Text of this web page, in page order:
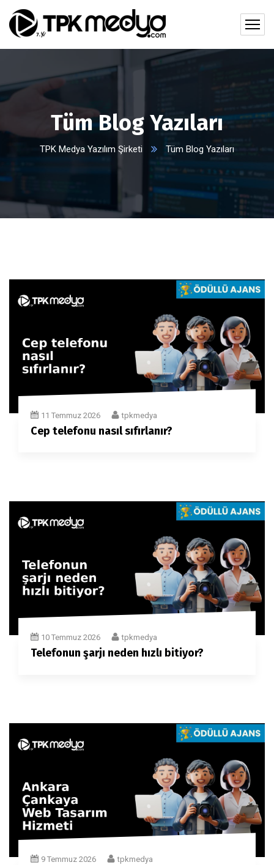
Tüm Blog Yazıları
TPK Medya Yazılım Şirketi Tüm Blog Yazıları
11 Temmuz 2026 tpkmedya
Cep telefonu nasıl sıfırlanır?
10 Temmuz 2026 tpkmedya
Telefonun şarjı neden hızlı bitiyor?
9 Temmuz 2026 tpkmedya